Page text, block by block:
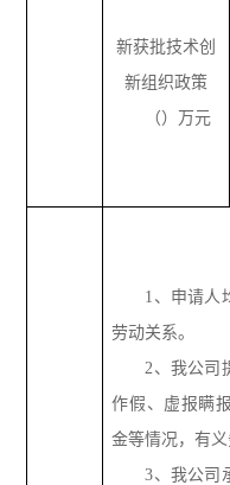
新获批技术创
新组织政策
（）万元
1、申请人
劳动关系。
2、我公司
作假、虚报瞒
金等情况，有
3、我公司